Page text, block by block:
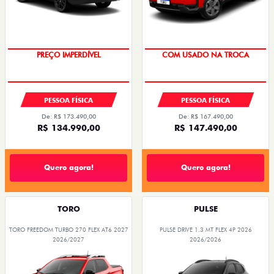
PESSOA FÍSICA
De: R$ 173.490,00
R$ 134.990,00
Quero agora!
PESSOA FÍSICA
De: R$ 167.490,00
R$ 147.490,00
Quero agora!
TORO
TORO FREEDOM TURBO 270 FLEX AT6 2027
2026/2027
PULSE
PULSE DRIVE 1.3 MT FLEX 4P 2026
2026/2026